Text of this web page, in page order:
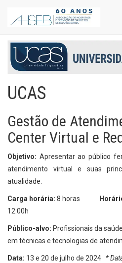
UCAS
Gestão de
Center Virtual e
Objetivo: Apresentar ao público
atendimento virtual e suas
atualidade.
Carga horária: 8 horas
12:00h
Público-alvo: Profissionais da
em técnicas e tecnologias de
Data: 13 e 20 de julho de 2024 *